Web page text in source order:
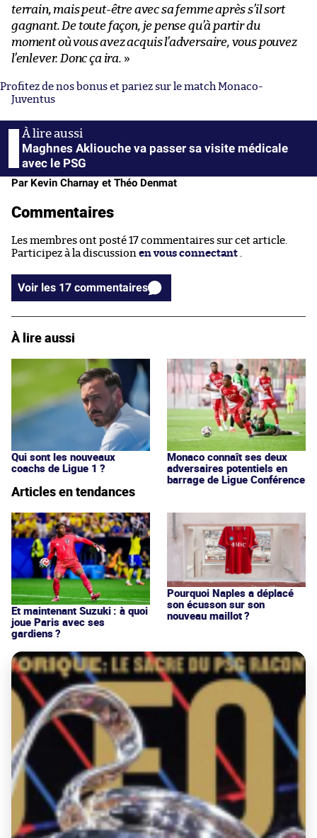
terrain, mais peut-être avec sa femme après s’il sort
gagnant. De toute façon, je pense qu’à partir du
moment où vous avez acquis l’adversaire, vous pouvez
l’enlever. Donc ça ira. »
Profitez de nos bonus et pariez sur le match Monaco-
Juventus
Maghnes Akliouche va passer sa visite médicale
avec le PSG
Par Kevin Charnay et Théo Denmat
Commentaires
Les membres ont posté 17 commentaires sur cet article.
Participez à la discussion en vous connectant
Voir les 17 commentaires
À lire aussi
Qui sont les nouveaux
coachs de Ligue 1 ?
Monaco connaît ses deux
adversaires potentiels en
barrage de Ligue Conférence
Articles en tendances
Et maintenant Suzuki : à quoi
joue Paris avec ses
gardiens ?
Pourquoi Naples a déplacé
son écusson sur son
nouveau maillot ?